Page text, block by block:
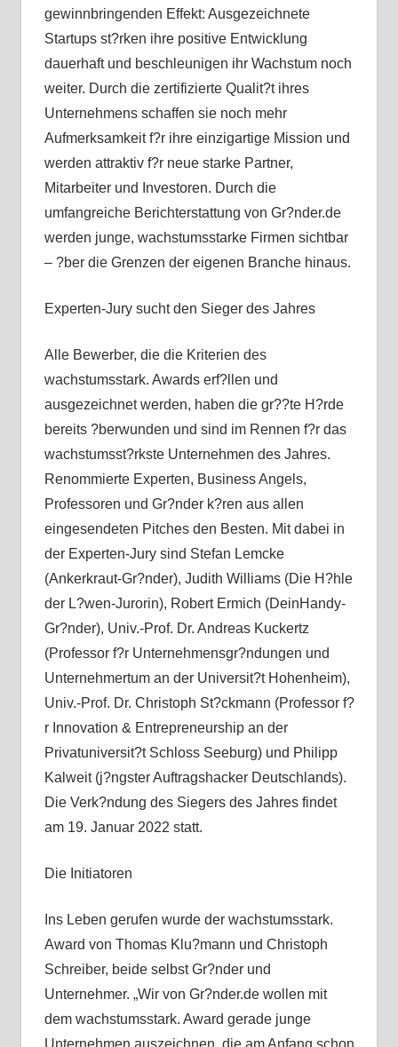
gewinnbringenden Effekt: Ausgezeichnete
Startups st?rken ihre positive Entwicklung
dauerhaft und beschleunigen ihr Wachstum noch
weiter. Durch die zertifizierte Qualit?t ihres
Unternehmens schaffen sie noch mehr
Aufmerksamkeit f?r ihre einzigartige Mission und
werden attraktiv f?r neue starke Partner,
Mitarbeiter und Investoren. Durch die
umfangreiche Berichterstattung von Gr?nder.de
werden junge, wachstumsstarke Firmen sichtbar
– ?ber die Grenzen der eigenen Branche hinaus.
Experten-Jury sucht den Sieger des Jahres
Alle Bewerber, die die Kriterien des
wachstumsstark. Awards erf?llen und
ausgezeichnet werden, haben die gr??te H?rde
bereits ?berwunden und sind im Rennen f?r das
wachstumsst?rkste Unternehmen des Jahres.
Renommierte Experten, Business Angels,
Professoren und Gr?nder k?ren aus allen
eingesendeten Pitches den Besten. Mit dabei in
der Experten-Jury sind Stefan Lemcke
(Ankerkraut-Gr?nder), Judith Williams (Die H?hle
der L?wen-Jurorin), Robert Ermich (DeinHandy-
Gr?nder), Univ.-Prof. Dr. Andreas Kuckertz
(Professor f?r Unternehmensgr?ndungen und
Unternehmertum an der Universit?t Hohenheim),
Univ.-Prof. Dr. Christoph St?ckmann (Professor f?
r Innovation & Entrepreneurship an der
Privatuniversit?t Schloss Seeburg) und Philipp
Kalweit (j?ngster Auftragshacker Deutschlands).
Die Verk?ndung des Siegers des Jahres findet
am 19. Januar 2022 statt.
Die Initiatoren
Ins Leben gerufen wurde der wachstumsstark.
Award von Thomas Klu?mann und Christoph
Schreiber, beide selbst Gr?nder und
Unternehmer. „Wir von Gr?nder.de wollen mit
dem wachstumsstark. Award gerade junge
Unternehmen auszeichnen, die am Anfang schon